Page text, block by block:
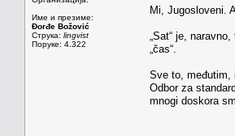
Име и презиме:
Đorđe Božović
Струка: lingvist
Поруке: 4.322
Mi, Jugosloveni.
„Sat“ je,
„čas“.
Sve to, međutim,
Odbor za
mnogi doskora